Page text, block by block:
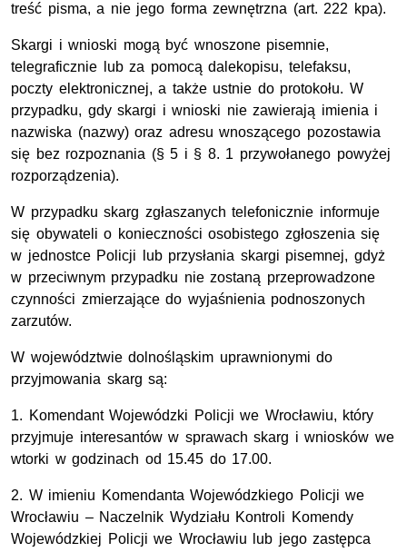
treść pisma, a nie jego forma zewnętrzna (art. 222 kpa).
Skargi i wnioski mogą być wnoszone pisemnie,
telegraficznie lub za pomocą dalekopisu, telefaksu,
poczty elektronicznej, a także ustnie do protokołu. W
przypadku, gdy skargi i wnioski nie zawierają imienia i
nazwiska (nazwy) oraz adresu wnoszącego pozostawia
się bez rozpoznania (§ 5 i § 8. 1 przywołanego powyżej
rozporządzenia).
W przypadku skarg zgłaszanych telefonicznie informuje
się obywateli o konieczności osobistego zgłoszenia się
w jednostce Policji lub przysłania skargi pisemnej, gdyż
w przeciwnym przypadku nie zostaną przeprowadzone
czynności zmierzające do wyjaśnienia podnoszonych
zarzutów.
W województwie dolnośląskim uprawnionymi do
przyjmowania skarg są:
1. Komendant Wojewódzki Policji we Wrocławiu, który
przyjmuje interesantów w sprawach skarg i wniosków we
wtorki w godzinach od 15.45 do 17.00.
2. W imieniu Komendanta Wojewódzkiego Policji we
Wrocławiu – Naczelnik Wydziału Kontroli Komendy
Wojewódzkiej Policji we Wrocławiu lub jego zastępca